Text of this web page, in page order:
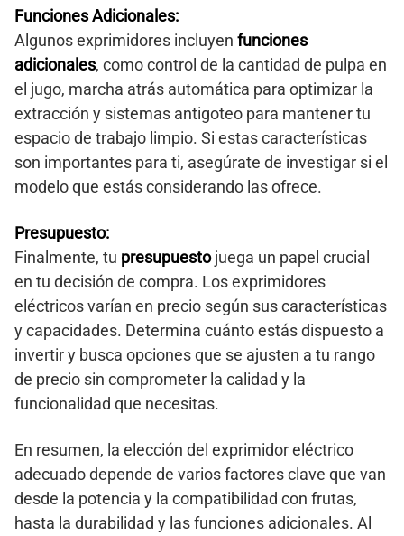
Funciones Adicionales:
Algunos exprimidores incluyen funciones
adicionales, como control de la cantidad de pulpa en
el jugo, marcha atrás automática para optimizar la
extracción y sistemas antigoteo para mantener tu
espacio de trabajo limpio. Si estas características
son importantes para ti, asegúrate de investigar si el
modelo que estás considerando las ofrece.
Presupuesto:
Finalmente, tu presupuestojuega un papel crucial
en tu decisión de compra. Los exprimidores
eléctricos varían en precio según sus características
y capacidades. Determina cuánto estás dispuesto a
invertir y busca opciones que se ajusten a tu rango
de precio sin comprometer la calidad y la
funcionalidad que necesitas.
En resumen, la elección del exprimidor eléctrico
adecuado depende de varios factores clave que van
desde la potencia y la compatibilidad con frutas,
hasta la durabilidad y las funciones adicionales. Al